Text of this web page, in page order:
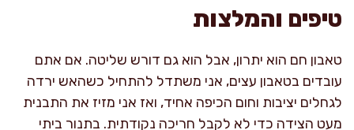
טיפים והמלצות
טאבון חם הוא יתרון, אבל הוא גם דורש שליטה. אם אתם
עובדים בטאבון עצים, אני משתדל להתחיל כשהאש ירדה
לגחלים יציבות וחום הכיפה אחיד, ואז אני מזיז את התבנית
מעט הצידה כדי לא לקבל חריכה נקודתית. בתנור ביתי